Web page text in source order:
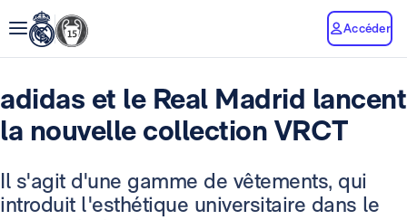
Accéder
adidas et le Real Madrid lancent
la nouvelle collection VRCT
Il s'agit d'une gamme de vêtements, qui
introduit l'esthétique universitaire dans le